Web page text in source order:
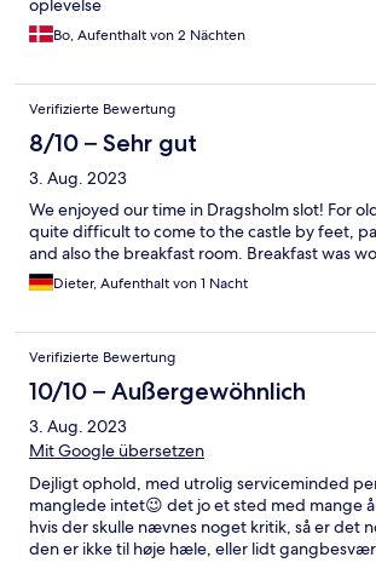
oplevelse
Bo, Aufenthalt von 2 Nächten
Verifizierte Bewertung
8/10 – Sehr gut
3. Aug. 2023
We enjoyed our time in Dragsholm slot! For
quite difficult to come to the castle by feet,
and also the breakfast room. Breakfast was
Dieter, Aufenthalt von 1 Nacht
Verifizierte Bewertung
10/10 – Außergewöhnlich
3. Aug. 2023
Mit Google übersetzen
Dejligt ophold, med utrolig serviceminded
manglede intet😉 det jo et sted med mange
hvis der skulle nævnes noget kritik, så er det
den er ikke til høje hæle, eller lidt